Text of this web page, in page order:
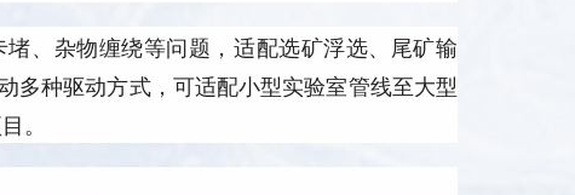
、杂物缠绕等问题，适配选矿浮选、尾矿输
多种驱动方式，可适配小型实验室管线至大型
。